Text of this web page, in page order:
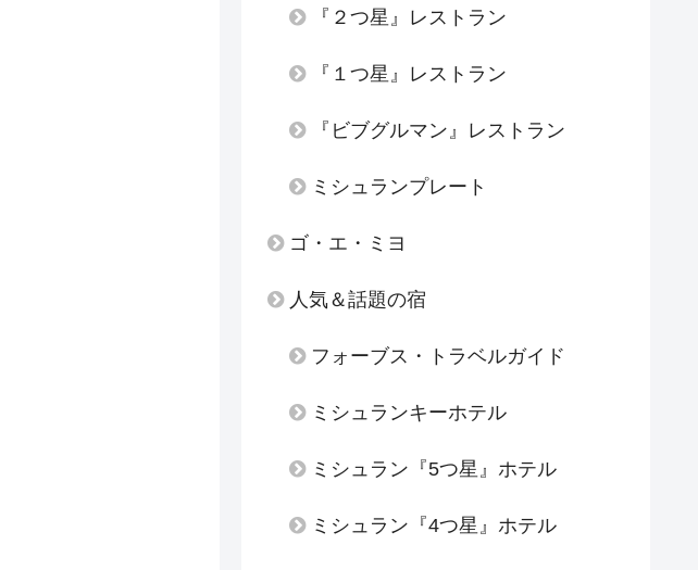
『２つ星』レストラン
『１つ星』レストラン
『ビブグルマン』レストラン
ミシュランプレート
ゴ・エ・ミヨ
人気＆話題の宿
フォーブス・トラベルガイド
ミシュランキーホテル
ミシュラン『5つ星』ホテル
ミシュラン『4つ星』ホテル